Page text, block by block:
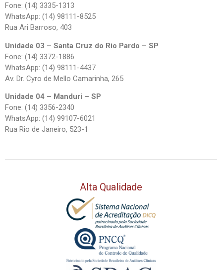
Fone: (14) 3335-1313
WhatsApp: (14) 98111-8525
Rua Ari Barroso, 403
Unidade 03 – Santa Cruz do Rio Pardo – SP
Fone: (14) 3372-1886
WhatsApp: (14) 98111-4437
Av. Dr. Cyro de Mello Camarinha, 265
Unidade 04 – Manduri – SP
Fone: (14) 3356-2340
WhatsApp: (14) 99107-6021
Rua Rio de Janeiro, 523-1
Alta Qualidade